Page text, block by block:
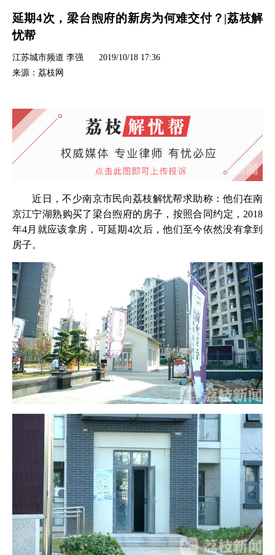
延期4次，梁台煦府的新房为何难交付？|荔枝解
忧帮
江苏城市频道 李强
2019/10/18 17:36
来源：荔枝网
近日，不少南京市民向荔枝解忧帮求助称：他们在南
京江宁湖熟购买了梁台煦府的房子，按照合同约定，2018
年4月就应该拿房，可延期4次后，他们至今依然没有拿到
房子。